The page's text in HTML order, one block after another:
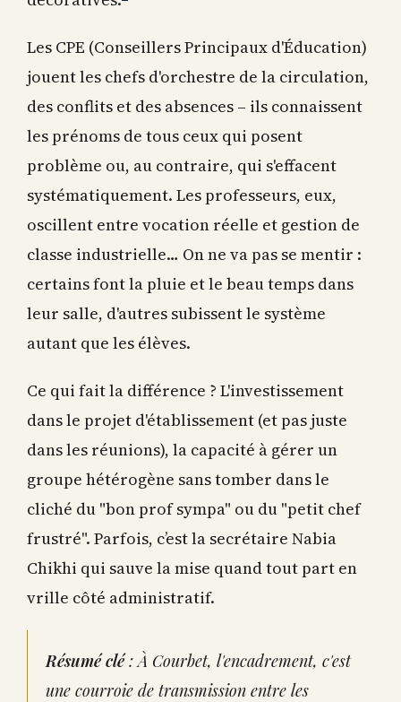
Les CPE (Conseillers Principaux d'Éducation)
jouent les chefs d'orchestre de la circulation,
des conflits et des absences – ils connaissent
les prénoms de tous ceux qui posent
problème ou, au contraire, qui s'effacent
systématiquement. Les professeurs, eux,
oscillent entre vocation réelle et gestion de
classe industrielle… On ne va pas se mentir :
certains font la pluie et le beau temps dans
leur salle, d'autres subissent le système
autant que les élèves.
Ce qui fait la différence ? L'investissement
dans le projet d'établissement (et pas juste
dans les réunions), la capacité à gérer un
groupe hétérogène sans tomber dans le
cliché du "bon prof sympa" ou du "petit chef
frustré". Parfois, c’est la secrétaire Nabia
Chikhi qui sauve la mise quand tout part en
vrille côté administratif.
Résumé clé: À Courbet, l'encadrement, c'est
une courroie de transmission entre les